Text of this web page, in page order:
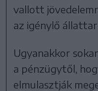
vallott
az igénylő
Ugyanakkor
a pénzügytől,
elmulasztják